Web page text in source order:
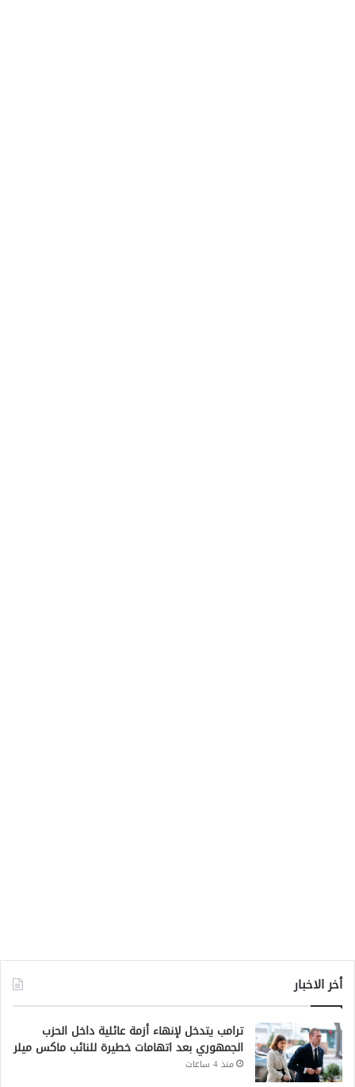
أخر الاخبار
ترامب يتدخل لإنهاء أزمة عائلية داخل الحزب
الجمهوري بعد اتهامات خطيرة للنائب ماكس ميلر
منذ 4 ساعات